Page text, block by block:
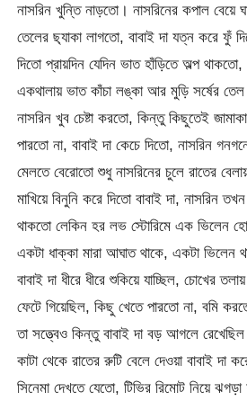
নাসরিন খুন্তি নাড়তো। নাসরিনের কপাল
তেলের ছ্যাকা লাগতো, বাবাই দা যত্ন করে ফুঁ
দিতো প্রায়দিন যেদিন ভাত হাঁড়িতে অল্প
একথালায় ভাত কাঁচা লঙ্কা আর মুড়ি সর্ষের
নাসরিন খুব চেষ্টা করতো, কিন্তু কিছুতেই
পারতো না, বাবাই দা কেচে দিতো, নাসরিন
মেলতে বেরোতো শুধু নাসরিনের চুলে রাতের
মাখিয়ে বিনুনি করে দিতো বাবাই দা, নাসরিন
থাকতো লেকিন হর লভ স্টোরিমে এক ভিলেন
একটা ধাক্কা মারা আঘাত থাকে, একটা ভিলেন
বাবাই দা ধীরে ধীরে শুকিয়ে যাচ্ছিল, চোখের
ফেটে গিয়েছিল, কিছু খেতে পারতো না, বমি
তা সত্ত্বেও কিন্তু বাবাই দা বড় আগলে
কাটা থেকে রাতের রুটি বেলে দেওয়া বাবাই দা
সিনেমা দেখতে যেতো, টিভির রিমোট নিয়ে